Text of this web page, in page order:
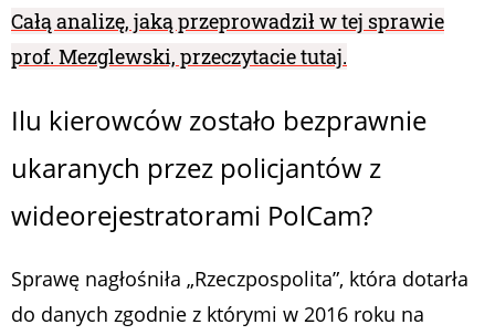
Całą analizę, jaką przeprowadził w tej sprawie
prof. Mezglewski, przeczytacie tutaj.
Ilu kierowców zostało bezprawnie
ukaranych przez policjantów z
wideorejestratorami PolCam?
Sprawę nagłośniła „Rzeczpospolita”, która dotarła
do danych zgodnie z którymi w 2016 roku na